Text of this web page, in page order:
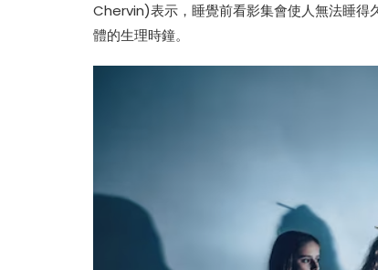
Chervin)表示，睡覺前看影集會使人無法睡得
體的生理時鐘。
苏永康将邀歌迷上台合唱
肉骨茶“全世界最好吃”